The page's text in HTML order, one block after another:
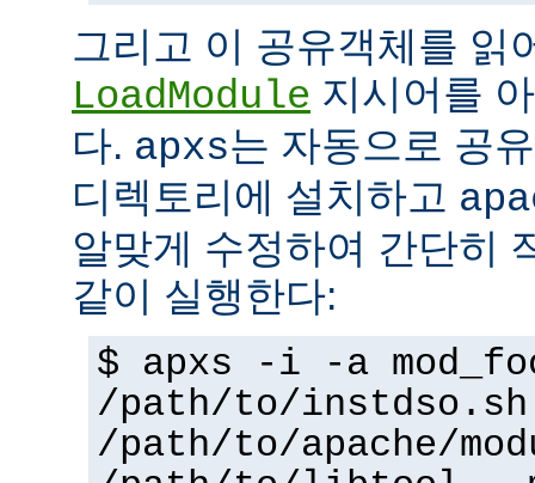
그리고 이 공유객체를 읽
LoadModule 지시어를
다. apxs는 자동으로 공
디렉토리에 설치하고
알맞게 수정하여 간단히
같이 실행한다:
$ apxs -i -a
/path/to/instdso.sh
/path/to/apache/